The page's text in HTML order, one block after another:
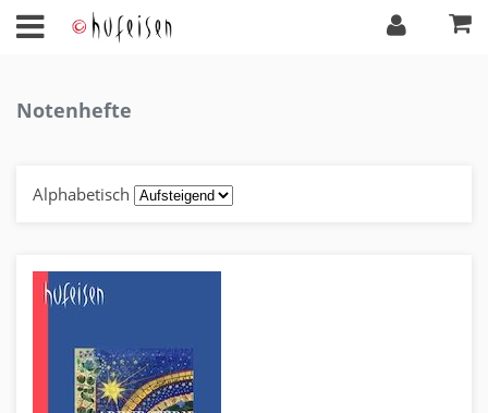
Notenhefte
Alphabetisch